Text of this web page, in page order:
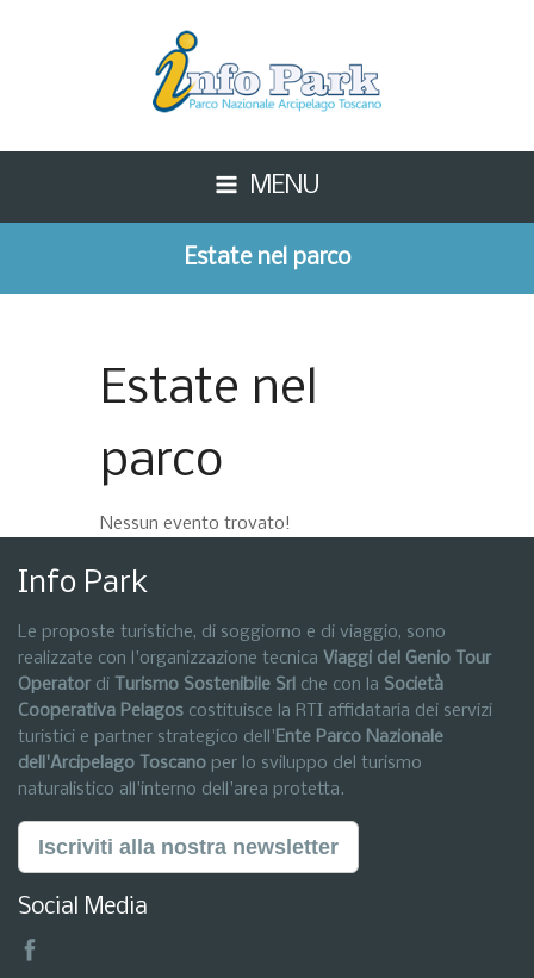
MENU
Estate nel parco
Estate nel
parco
Nessun evento trovato!
Info Park
Le proposte turistiche, di soggiorno e di viaggio, sono
realizzate con l'organizzazione tecnica Viaggi del Genio Tour
Operatordi Turismo Sostenibile Srl che con la Società
Cooperativa Pelagos costituisce la RTI affidataria dei servizi
turistici e partner strategico dell'Ente Parco Nazionale
dell'Arcipelago Toscano per lo sviluppo del turismo
naturalistico all'interno dell'area protetta.
Iscriviti alla nostra newsletter
Social Media